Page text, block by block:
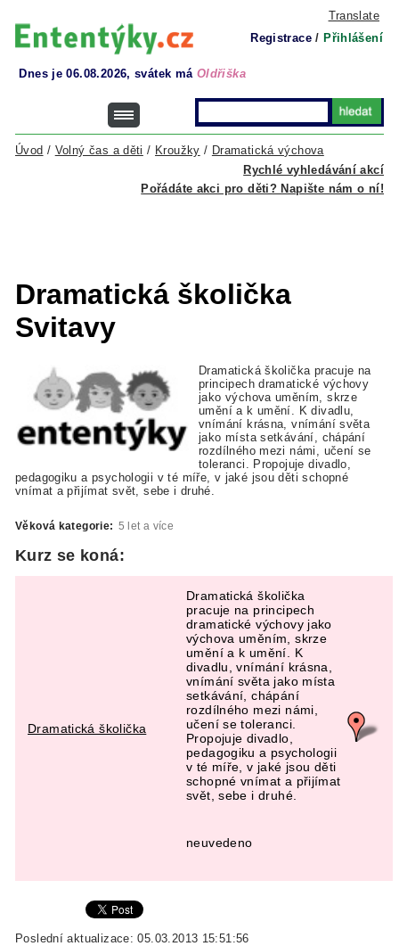
Translate
Registrace / Přihlášení
Dnes je 06.08.2026, svátek má Oldřiška
Rychlé vyhledávání akcí
Úvod / Volný čas a děti / Kroužky / Dramatická výchova
Pořádáte akci pro děti? Napište nám o ní!
Dramatická školička
Svitavy
Dramatická školička pracuje na
principech dramatické výchovy
jako výchova uměním, skrze
umění a k umění. K divadlu,
vnímání krásna, vnímání světa
jako místa setkávání, chápání
rozdílného mezi námi, učení se
toleranci. Propojuje divadlo,
pedagogiku a psychologii v té míře, v jaké jsou děti schopné
vnímat a přijímat svět, sebe i druhé.
Věková kategorie: 5 let a více
Kurz se koná:
Dramatická školička
Dramatická školička
pracuje na principech
dramatické výchovy jako
výchova uměním, skrze
umění a k umění. K
divadlu, vnímání krásna,
vnímání světa jako místa
setkávání, chápání
rozdílného mezi námi,
učení se toleranci.
Propojuje divadlo,
pedagogiku a psychologii
v té míře, v jaké jsou děti
schopné vnímat a přijímat
svět, sebe i druhé.
neuvedeno
Poslední aktualizace: 05.03.2013 15:51:56